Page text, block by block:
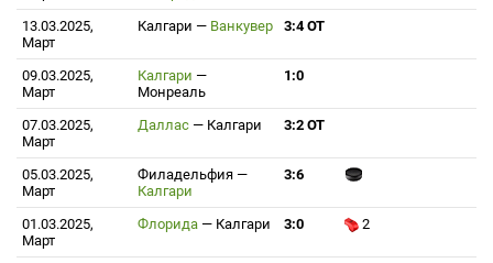
13.03.2025,
Март
Калгари — Ванкувер 3:4 ОТ
09.03.2025,
Март
Калгари —
Монреаль
1:0
07.03.2025,
Март
Даллас — Калгари 3:2 ОТ
05.03.2025,
Март
Филадельфия —
Калгари
3:6
01.03.2025,
Март
Флорида — Калгари 3:0 2